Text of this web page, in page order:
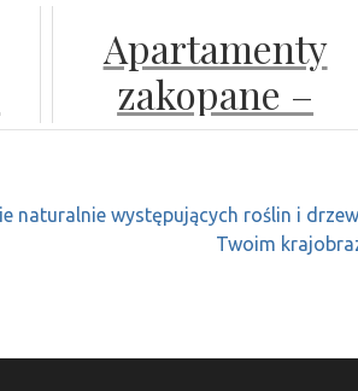
możesz dużo
zaoszczędzić na
ubezpieczeniu
i
Apartamenty
zakopane –
komfortowy
centrum
naturalnie występujących roślin i
Twoim